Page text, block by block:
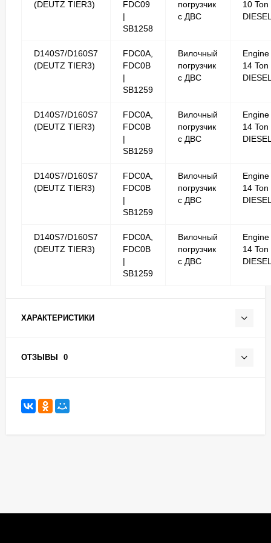
(DEUTZ TIER3)
FDC09
|
SB1258
погрузчик
с ДВС
10 Ton
D140S7/D160S7
(DEUTZ TIER3)
FDC0A,
FDC0B
|
SB1259
Вилочный
погрузчик
с ДВС
Engine
14 Ton
D140S7/D160S7
(DEUTZ TIER3)
FDC0A,
FDC0B
|
SB1259
Вилочный
погрузчик
с ДВС
Engine
14 Ton
D140S7/D160S7
(DEUTZ TIER3)
FDC0A,
FDC0B
|
SB1259
Вилочный
погрузчик
с ДВС
Engine
14 Ton
D140S7/D160S7
(DEUTZ TIER3)
FDC0A,
FDC0B
|
SB1259
Вилочный
погрузчик
с ДВС
Engine
14 Ton
ХАРАКТЕРИСТИКИ
ОТЗЫВЫ 0